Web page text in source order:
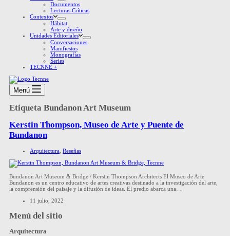
Documentos
Lecturas Críticas
Contextos
Hábitat
Arte y diseño
Unidades Editoriales
Conversaciones
Manifiestos
Monografías
Series
TECNNE +
Menú
Etiqueta Bundanon Art Museum
Kerstin Thompson, Museo de Arte y Puente de
Bundanon
Arquitectura Reseñas
Bundanon Art Museum & Bridge / Kerstin Thompson Architects El Museo de Arte
Bundanon es un centro educativo de artes creativas destinado a la investigación del arte,
la comprensión del paisaje y la difusión de ideas. El predio abarca una…
11 julio, 2022
Menú del sitio
Arquitectura